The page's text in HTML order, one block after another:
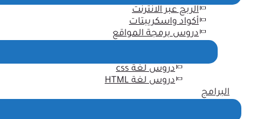
الربح عبر الانترنت
أكواد واسكريبتات
دروس برمجة المواقع
دروس لغة css
دروس لغة HTML
البرامج